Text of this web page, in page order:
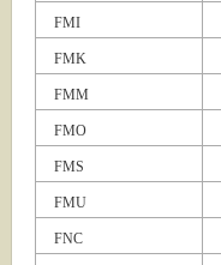
FMI
FMK
FMM
FMO
FMS
FMU
FNC